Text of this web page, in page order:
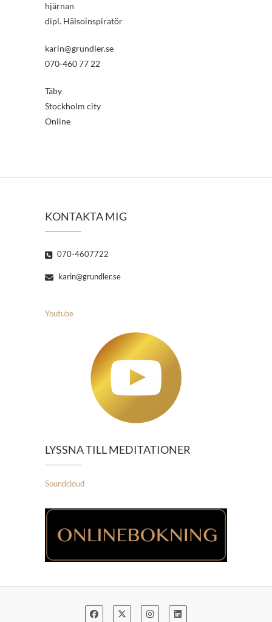
hjärnan
dipl. Hälsoinspiratör
karin@grundler.se
070-460 77 22
Täby
Stockholm city
Online
KONTAKTA MIG
070-4607722
karin@grundler.se
Youtube
LYSSNA TILL MEDITATIONER
Soundcloud